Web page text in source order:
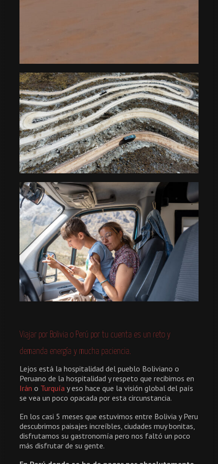
Viajar por Bolivia o Perú por tu cuenta es un reto y
demanda energía y mucha paciencia.
Lejos está la hospitalidad del pueblo Boliviano o
Peruano de la hospitalidad y respeto que recibimos en
Irán o Turquía y eso hace que la visión global del país
se vea un poco opacada por esta circunstancia.
En los casi 5 meses que estuvimos entre Bolivia y Peru
descubrimos paisajes increíbles, ciudades muy bonitas,
disfrutamos su gastronomía pero nos faltó un poco
más disfrutar de su gente.